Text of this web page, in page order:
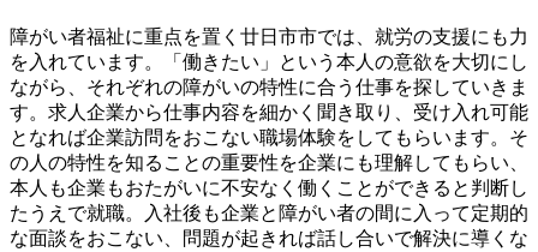
障がい者福祉に重点を置く廿日市市では、就労の支援にも力
を入れています。「働きたい」という本人の意欲を大切にし
ながら、それぞれの障がいの特性に合う仕事を探していきま
す。求人企業から仕事内容を細かく聞き取り、受け入れ可能
となれば企業訪問をおこない職場体験をしてもらいます。そ
の人の特性を知ることの重要性を企業にも理解してもらい、
本人も企業もおたがいに不安なく働くことができると判断し
たうえで就職。入社後も企業と障がい者の間に入って定期的
な面談をおこない、問題が起きれば話し合いで解決に導くな